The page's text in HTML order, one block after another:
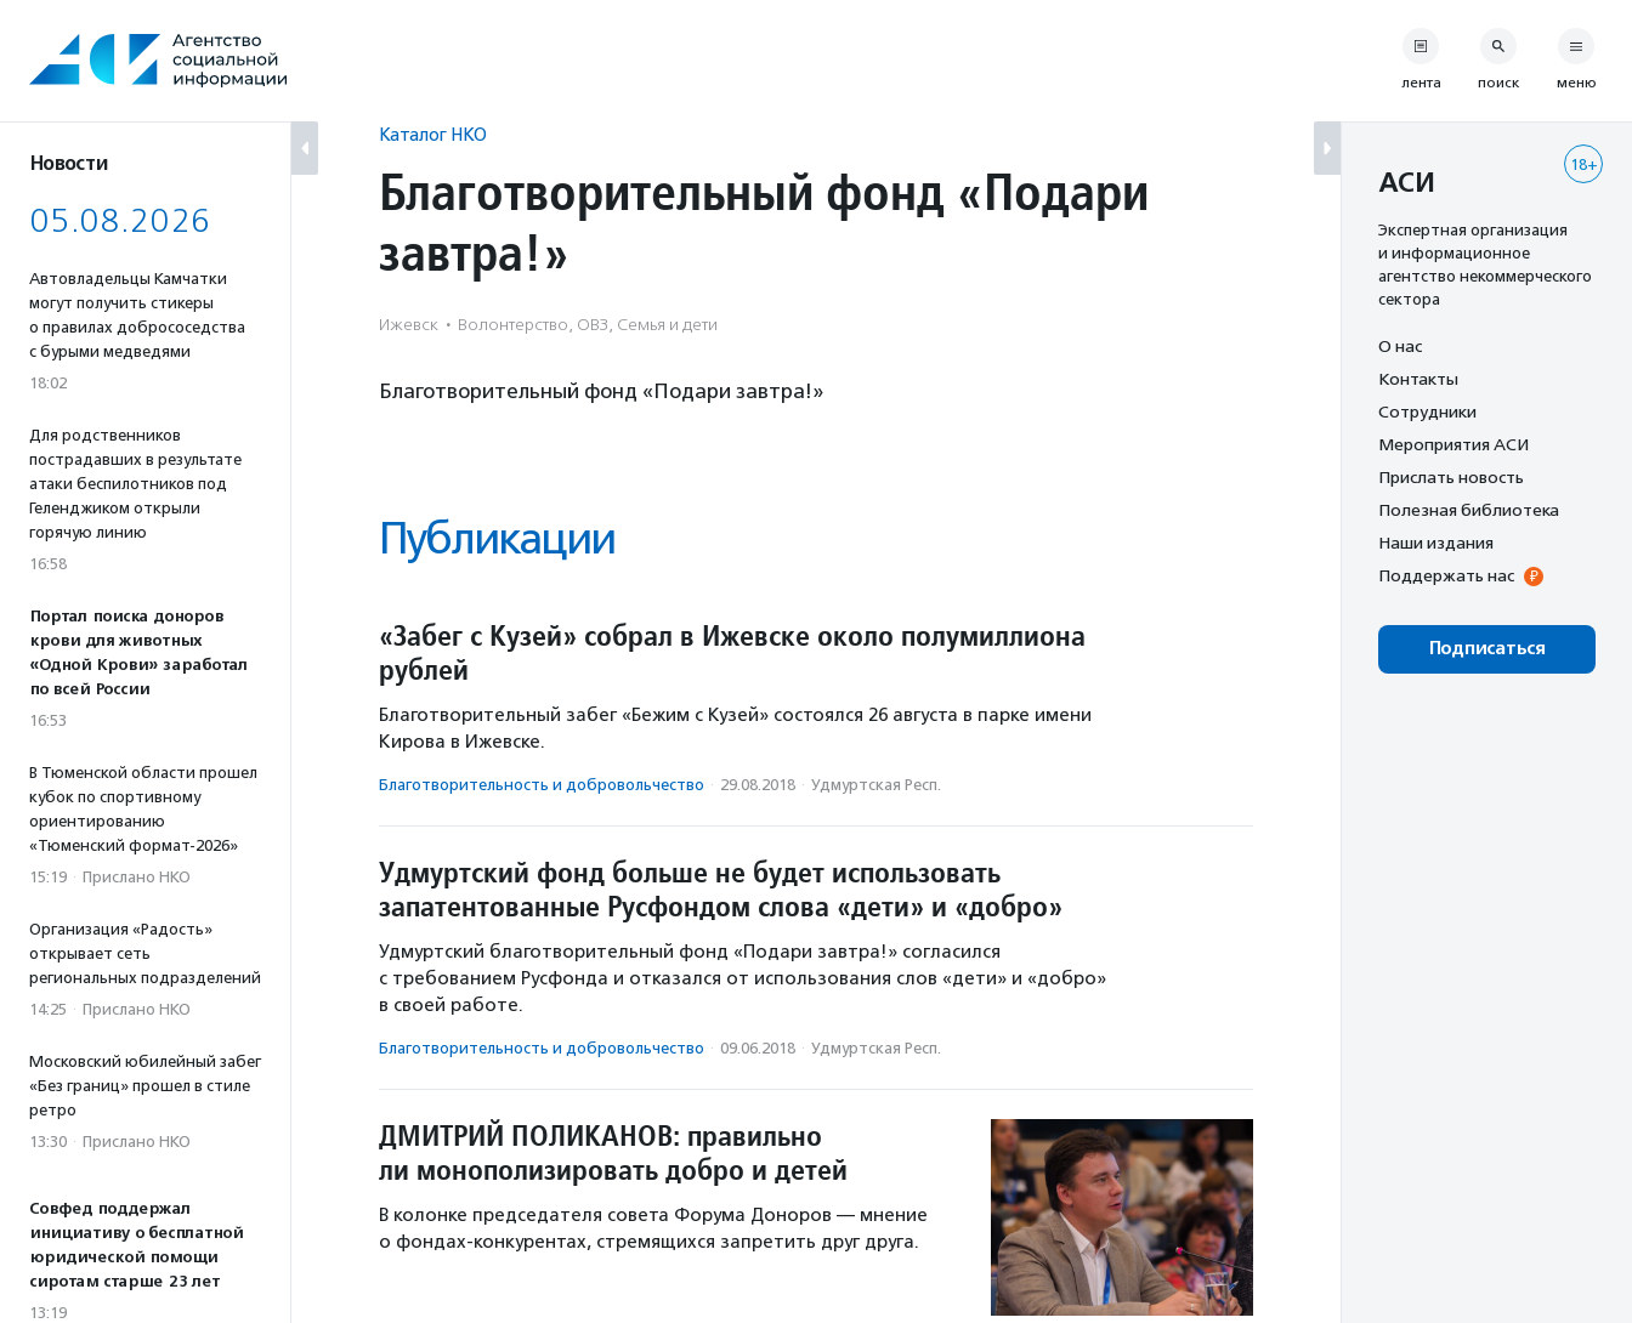
содержанию
Новости
05.08.2026
Автовладельцы Камчатки
могут получить стикеры
о правилах добрососедства
с бурыми медведями
18:02
Для родственников
пострадавших в результате
атаки беспилотников под
Геленджиком открыли
горячую линию
16:58
Портал поиска доноров
крови для животных
«Одной Крови» заработал
по всей России
16:53
В Тюменской области прошел
кубок по спортивному
ориентированию
«Тюменский формат-2026»
15:19 · Прислано НКО
Организация «Радость»
открывает сеть
региональных подразделений
14:25 · Прислано НКО
Московский юбилейный забег
«Без границ» прошел в стиле
ретро
13:30 · Прислано НКО
Совфед поддержал
инициативу о бесплатной
юридической помощи
сиротам старше 23 лет
13:19
Каталог НКО
Благотворительный фонд «Подари
завтра!»
Ижевск · Волонтерство, ОВЗ, Семья и дети
Благотворительный фонд «Подари завтра!»
Публикации
«Забег с Кузей» собрал в Ижевске около полумиллиона
рублей
Благотворительный забег «Бежим с Кузей» состоялся 26 августа в парке имени
Кирова в Ижевске.
Благотвори­тель­ность и доброволь­чест­во · 29.08.2018 · Удмуртская Респ.
Удмуртский фонд больше не будет использовать
запатентованные Русфондом слова «дети» и «добро»
Удмуртский благотворительный фонд «Подари завтра!» согласился
с требованием Русфонда и отказался от использования слов «дети» и «добро»
в своей работе.
Благотвори­тель­ность и доброволь­чест­во · 09.06.2018 · Удмуртская Респ.
ДМИТРИЙ ПОЛИКАНОВ: правильно
ли монополизировать добро и детей
В колонке председателя совета Форума Доноров — мнение
о фондах-конкурентах, стремящихся запретить друг друга.
лента поиск меню
18+
АСИ
Экспертная организация
и информационное
агентство некоммерческого
сектора
О нас
Контакты
Сотрудники
Мероприятия АСИ
Прислать новость
Полезная библиотека
Наши издания
Поддержать нас
Подписаться